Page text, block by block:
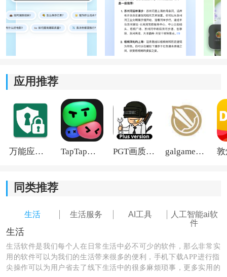
1、智能对话交互：
软件支持自然语言聊天，不管是日常问题还是专业内
容，都能快速给出对应回答。很多时候直接像聊天一样
2、多格式文件解析：
支持上传文档、图片以及表格内容，系统会自动整理重
点信息。平时处理长篇资料或者数据文件时，会比手动
翻阅轻松很多。
除了文章内容生成之外，还能辅助写代码、整理文案，
甚至生成图片和短视频素材。很多创意类工作都能拿来
参考。
4、增强型视觉搜索：
支持直接拍照提问，很多植物、菜单或者图表内容都能
快速识别。平时遇到不认识的东西时，打开拍一下基本
应用推荐
万能应用隐藏 TapTap国际版2026 PGT画质助手旧版 galgame游戏盒子2026
同类推荐
生活 生活服务 AI工具
人工智能ai软
件
生活
生活软件是我们每个人在日常生活中必不可少的软件，那么非常实
用的软件可以为我们的生活带来很多的便利，手机下载APP进行指
尖操作可以为用户省去了线下生活中的很多麻烦琐事，更多实用的